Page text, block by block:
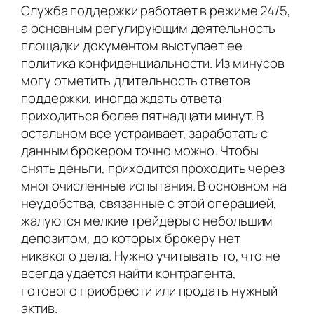
Служба поддержки работает в режиме 24/5,
а основным регулирующим деятельность
площадки документом выступает ее
политика конфиденциальности. Из минусов
могу отметить длительность ответов
поддержки, иногда ждать ответа
приходиться более пятнадцати минут. В
остальном все устраивает, заработать с
данным брокером точно можно. Чтобы
снять деньги, приходится проходить через
многочисленные испытания. В основном на
неудобства, связанные с этой операцией,
жалуются мелкие трейдеры с небольшим
депозитом, до которых брокеру нет
никакого дела. Нужно учитывать то, что не
всегда удается найти контрагента,
готового приобрести или продать нужный
актив.